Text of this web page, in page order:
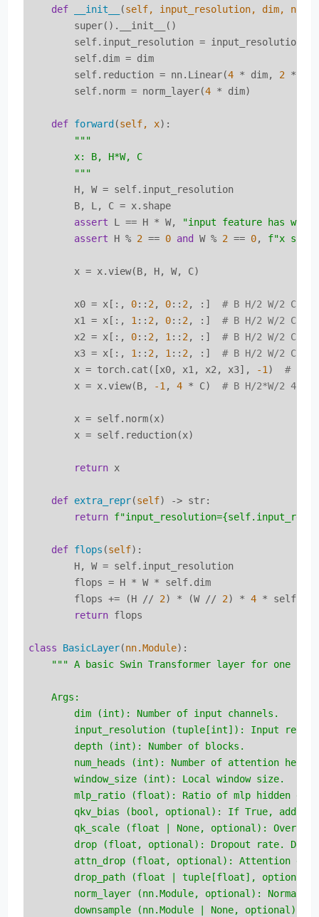
def __init__ (self, input_resolution, dim,
        super().__init__()
        self.input_resolution = input_resolution
        self.dim = dim
        self.reduction = nn.Linear(
4 * dim, 2 *
        self.norm = norm_layer(
4 * dim)
def forward (self, x):
"""
        x: B, H*W, C
        """
        H, W = self.input_resolution
        B, L, C = x.shape
assert L == H * W,
"input feature has
assert H % 2 == 0 and W % 2 == 0, f"x size
        x = x.view(B, H, W, C)
        x0 = x[:,
0:: 2 , 0:: 2 , :] # B H/2 W/2 C
        x1 = x[:,
1 :: 2 , 0:: 2 , :] # B H/2 W/2 C
        x2 = x[:,
0:: 2 , 1 :: 2 , :] # B H/2 W/2 C
        x3 = x[:,
1 :: 2 , 1 :: 2 , :] # B H/2 W/2 C
        x = torch.cat([x0, x1, x2, x3],
-1 ) # B
        x = x.view(B,
-1 , 4 * C) # B H/2*W/2 4*C
        x = self.norm(x)
        x = self.reduction(x)
return x
def extra_repr(self) -> str:
return f"input_resolution=
def flops (self):
        H, W = self.input_resolution
        flops = H * W * self.dim
        flops += (H //
2) * (W // 2) * 4 *
return flops
class BasicLayer(nn.Module):
""" A basic Swin Transformer layer for one
    Args:
        dim (int): Number of input channels.
input_resolution (tuple[int]): Input
        depth (int): Number of blocks.
        num_heads (int): Number of attention heads.
        window_size (int): Local window size.
mlp_ratio (float): Ratio of mlp hidden dim
qkv_bias (bool, optional): If True, add a
qk_scale (float | None, optional):
drop (float, optional): Dropout rate.
attn_drop (float, optional): Attention
drop_path (float | tuple[float],
norm_layer (nn.Module, optional):
downsample (nn.Module | None, optional):